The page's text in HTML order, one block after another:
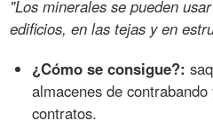
"Los minerales se pueden
edificios, en las tejas y en
¿Cómo se consigue?:
almacenes de
contratos.